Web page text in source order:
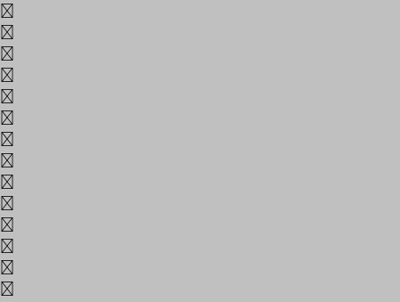
늘
능
닒
다
단
당
대
도
동
된
두
뒷
들
따